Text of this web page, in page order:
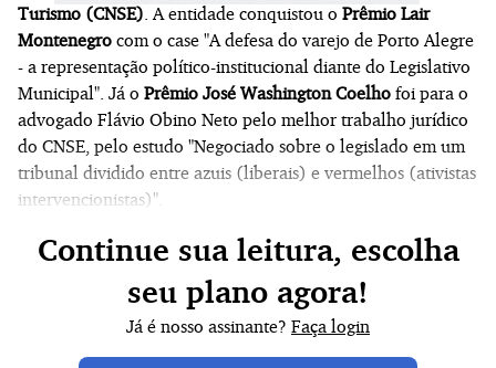
Turismo (CNSE). A entidade conquistou o Prêmio Lair
Montenegro com o case "A defesa do varejo de Porto Alegre
- a representação político-institucional diante do Legislativo
Municipal". Já o Prêmio José Washington Coelho foi para o
advogado Flávio Obino Neto pelo melhor trabalho jurídico
do CNSE, pelo estudo "Negociado sobre o legislado em um
tribunal dividido entre azuis (liberais) e vermelhos (ativistas
intervencionistas)".
Continue sua leitura, escolha
seu plano agora!
Já é nosso assinante? Faça login